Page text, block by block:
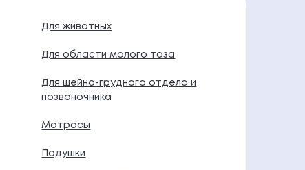
Для животных
Для области малого таза
Для шейно-грудного отдела и
позвоночника
Матрасы
Подушки